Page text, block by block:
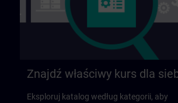
Znajdź właściwy kurs dla
Eksploruj katalog według kategorii, aby